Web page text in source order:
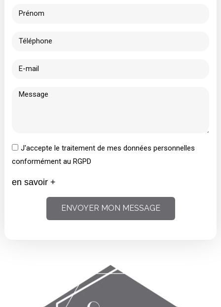
J'accepte le traitement de mes données personnelles
conformément au RGPD
en savoir +
ENVOYER MON MESSAGE